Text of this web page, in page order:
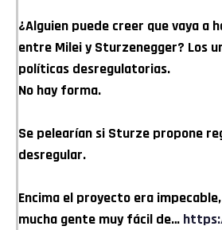
¿Alguien puede creer que vaya a
entre Milei y Sturzenegger? Los
políticas desregulatorias.
No hay forma.
Se pelearían si Sturze propone
desregular.
Encima el proyecto era
mucha gente muy fácil de…